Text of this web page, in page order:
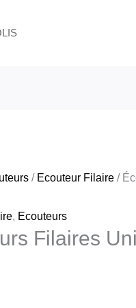
/ Ecouteur Filaire /
, Ecouteurs
Filaires